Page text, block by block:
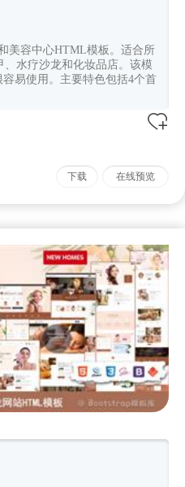
美容中心HTML模板。适合所
水疗沙龙和化妆品店。该模
易使用。主要特色包括4个首
下载 在线预览